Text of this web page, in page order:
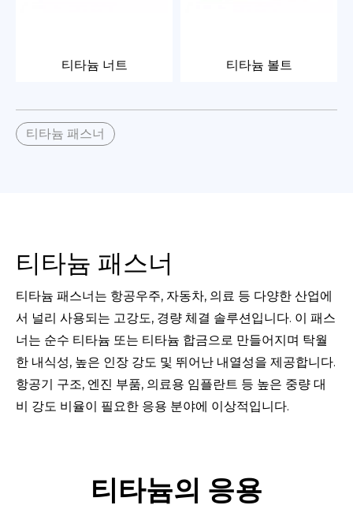
티타늄 너트 티타늄 볼트
티타늄 패스너
티타늄 패스너
티타늄 패스너는 항공우주, 자동차, 의료 등 다양한 산업에
서 널리 사용되는 고강도, 경량 체결 솔루션입니다. 이 패스
너는 순수 티타늄 또는 티타늄 합금으로 만들어지며 탁월
한 내식성, 높은 인장 강도 및 뛰어난 내열성을 제공합니다.
항공기 구조, 엔진 부품, 의료용 임플란트 등 높은 중량 대
비 강도 비율이 필요한 응용 분야에 이상적입니다.
티타늄의 응용